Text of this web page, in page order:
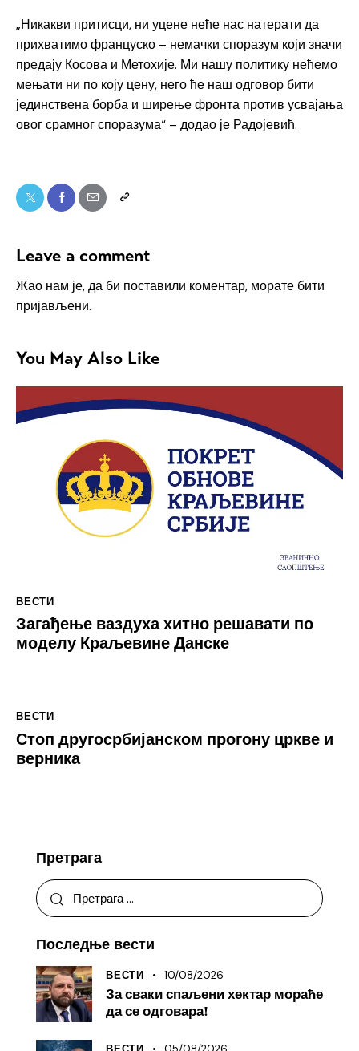
„Никакви притисци, ни уцене неће нас натерати да
прихватимо француско – немачки споразум који значи
предају Косова и Метохије. Ми нашу политику нећемо
мењати ни по коју цену, него ће наш одговор бити
јединствена борба и ширење фронта против усвајања
овог срамног споразума“ – додао је Радојевић.
Leave a comment
Жао нам је, да би поставили коментар, морате бити
пријављени.
You May Also Like
ВЕСТИ
Загађење ваздуха хитно решавати по
моделу Краљевине Данске
ВЕСТИ
Стоп другосрбијанском прогону цркве и
верника
Претрага
Последње вести
ВЕСТИ 10/08/2026
За сваки спаљени хектар мораће
да се одговара!